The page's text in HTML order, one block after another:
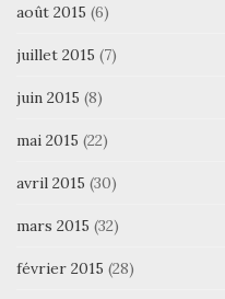
août 2015 (6)
juillet 2015 (7)
juin 2015 (8)
mai 2015 (22)
avril 2015 (30)
mars 2015 (32)
février 2015 (28)